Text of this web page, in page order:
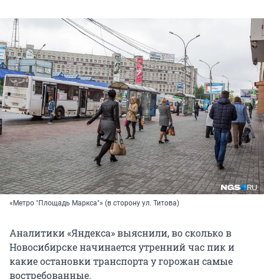
«Метро "Площадь Маркса"» (в сторону ул. Титова)
Аналитики «Яндекса» выяснили, во сколько в
Новосибирске начинается утренний час пик и
какие остановки транспорта у горожан самые
востребованные.